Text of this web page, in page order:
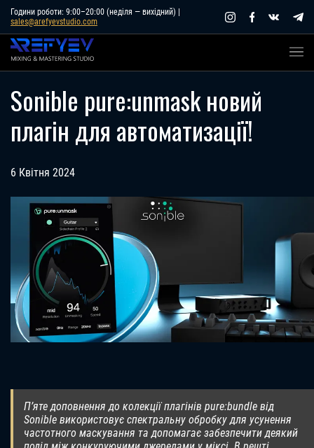
Skip
content
Години роботи: 9:00–20:00 (неділя — вихідний) |
sales@arefyevstudio.com
Sonible pure:unmask новий
плагін для автоматизації!
6 Квітня 2024
П’яте доповнення до колекції плагінів pure:bundle від
Sonible використовує спектральну обробку для усунення
частотного маскування та допомагає забезпечити деякий